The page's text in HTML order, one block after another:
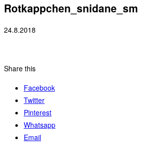
Rotkappchen_snidane_sm
24.8.2018
Share this
Facebook
Twitter
Pinterest
Whatsapp
Email